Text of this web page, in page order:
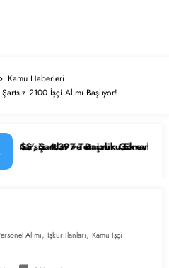
Kamu Haberleri
2100 İşçi Alımı Başlıyor!
ve Hizmetli Alımı Başladı! İşte
Ağustos
Alımı, Işkur Ilanları, Kamu Işçi